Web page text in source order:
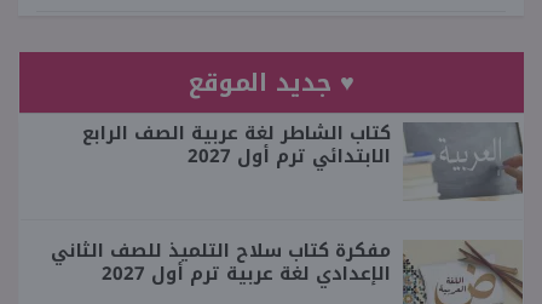
♥ جديد الموقع
كتاب الشاطر لغة عربية الصف الرابع
الابتدائي ترم أول 2027
مفكرة كتاب سلاح التلميذ للصف الثاني
الإعدادي لغة عربية ترم أول 2027